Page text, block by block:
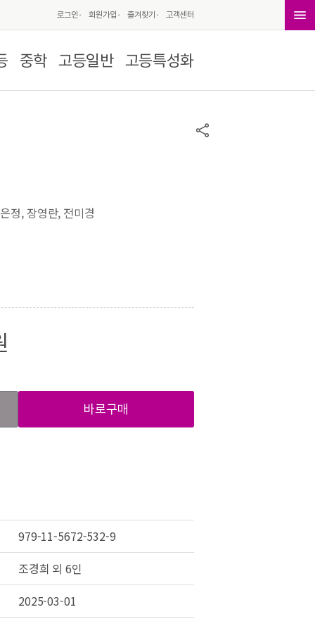
로그인 회원가입 즐겨찾기 고객센터
중학 고등일반 고등특성화
정, 장영란, 전미경
바로구매
979-11-5672-532-9
조경희 외 6인
2025-03-01